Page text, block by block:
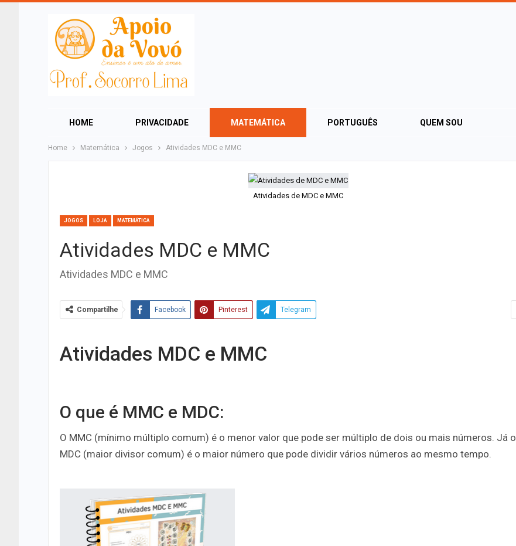
HOME PRIVACIDADE MATEMÁTICA PORTUGUÊS QUEM SOU
Home Matemática Jogos Atividades MDC e MMC
Atividades de MDC e MMC
JOGOS LOJA MATEMÁTICA
Atividades MDC e MMC
Atividades MDC e MMC
Compartilhe Facebook Pinterest Telegram
Atividades MDC e MMC
O que é MMC e MDC:
O MMC (mínimo múltiplo comum) é o menor valor que pode ser múltiplo de dois ou mais números. Já o
MDC (maior divisor comum) é o maior número que pode dividir vários números ao mesmo tempo.